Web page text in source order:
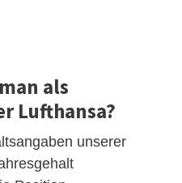
als
Lufthansa?
unserer